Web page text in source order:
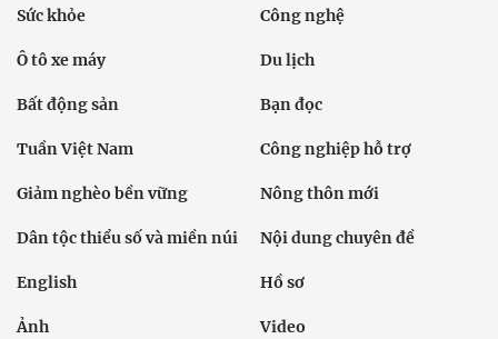
Sức khỏe Công nghệ
Ô tô xe máy Du lịch
Bất động sản Bạn đọc
Tuần Việt Nam Công nghiệp hỗ trợ
Giảm nghèo bền vững Nông thôn mới
Dân tộc thiểu số và miền núi Nội dung chuyên đề
English Hồ sơ
Ảnh Video